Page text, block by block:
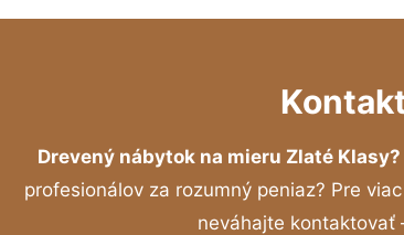
Drevený nábytok na mieru Zlaté Klasy?
profesionálov za rozumný peniaz? Pre
neváhajte kontaktovať